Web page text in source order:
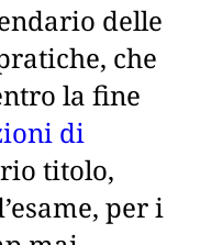
delle
che
la fine
di
titolo,
per i